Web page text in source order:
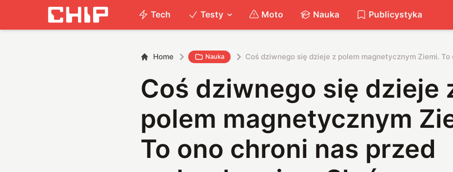
Tech Testy Moto Nauka Publicystyka
Home Nauka Coś dziwnego się dzieje z polem magnetycznym Ziemi. To
Coś dziwnego się dzieje
polem magnetycznym
To ono chroni nas przed